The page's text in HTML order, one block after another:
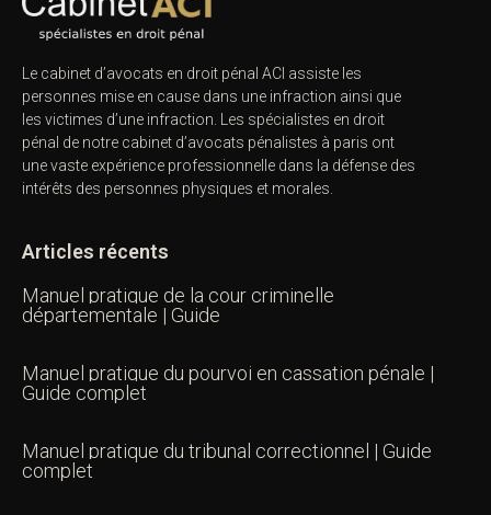
Le cabinet d’avocats en droit pénal ACI assiste les
personnes mise en cause dans une infraction ainsi que
les victimes d’une infraction. Les spécialistes en droit
pénal de notre cabinet d’avocats pénalistes à paris ont
une vaste expérience professionnelle dans la défense des
intérêts des personnes physiques et morales.
Articles récents
Manuel pratique de la cour criminelle
départementale | Guide
Manuel pratique du pourvoi en cassation pénale |
Guide complet
Manuel pratique du tribunal correctionnel | Guide
complet